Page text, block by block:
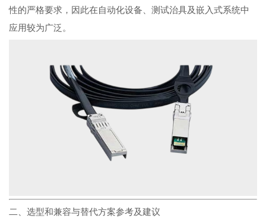
性的严格要求，因此在自动化设备、测试治具及嵌入式系统中
应用较为广泛。
二、选型和兼容与替代方案参考及建议